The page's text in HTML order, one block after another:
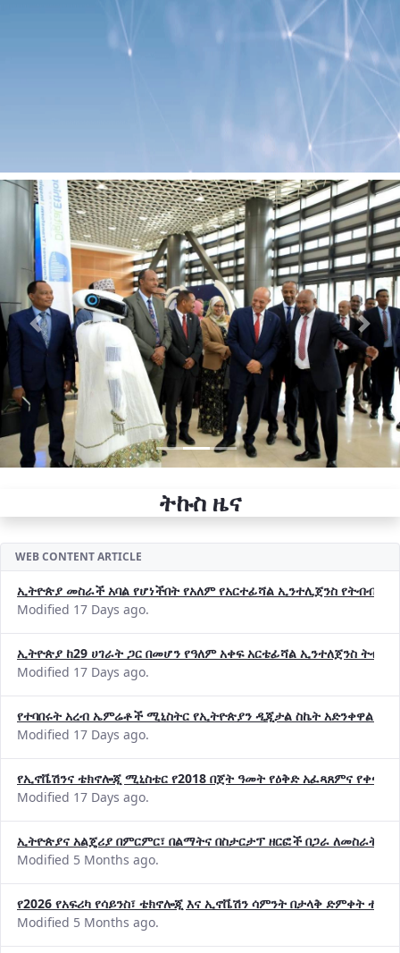
Previous Next
ትኩስ ዜና
WEB CONTENT ARTICLE
ኢትዮጵያ መስራች አባል የሆነችበት የአለም የአርተፊሻል ኢንተሊጀንስ የትብብር
Modified 17 Days ago.
ኢትዮጵያ ከ29 ሀገራት ጋር በመሆን የዓለም አቀፍ አርቴፊሻል ኢንተለጀንስ
Modified 17 Days ago.
የተባበሩት አረብ ኤምሬቶች ሚኒስትር የኢትዮጵያን ዲጂታል ስኬት አድንቀዋል
Modified 17 Days ago.
የኢኖቬሽንና ቴክኖሎጂ ሚኒስቴር የ2018 በጀት ዓመት የዕቅድ አፈጻጸምና
Modified 17 Days ago.
ኢትዮጵያና አልጄሪያ በምርምር፣ በልማትና በስታርታፕ ዘርፎች በጋራ ለመስራት
Modified 5 Months ago.
የ2026 የአፍሪካ የሳይንስ፣ ቴክኖሎጂ እና ኢኖቬሽን ሳምንት በታላቅ ድምቀት
Modified 5 Months ago.